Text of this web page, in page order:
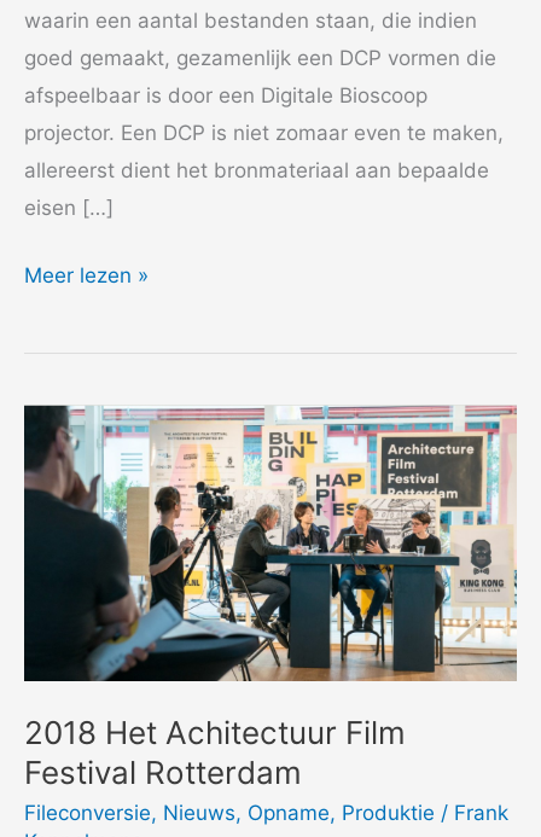
waarin een aantal bestanden staan, die indien
goed gemaakt, gezamenlijk een DCP vormen die
afspeelbaar is door een Digitale Bioscoop
projector. Een DCP is niet zomaar even te maken,
allereerst dient het bronmateriaal aan bepaalde
eisen […]
2022
Cinema
(DCP)
Meer lezen »
2018 Het Achitectuur Film
Festival Rotterdam
Fileconversie, Nieuws, Opname, Produktie / Frank